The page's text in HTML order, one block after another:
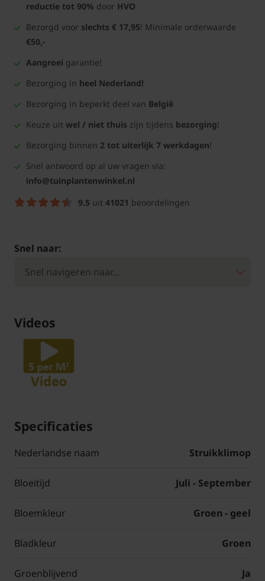
reductie tot 90% door HVO
Bezorgd voor slechts € 17,95! Minimale orderwaarde
€50,-
Aangroei garantie!
Bezorging in heel Nederland!
Bezorging in beperkt deel van België
Keuze uit wel / niet thuis zijn tijdens bezorging!
Bezorging binnen 2 tot uiterlijk 7 werkdagen!
Snel antwoord op al uw vragen via:
info@tuinplantenwinkel.nl
9.5 uit 41021 beoordelingen
Snel naar:
Videos
Specificaties
Nederlandse naam Struikklimop
Bloeitijd Juli - September
Bloemkleur Groen - geel
Bladkleur Groen
Groenblijvend Ja